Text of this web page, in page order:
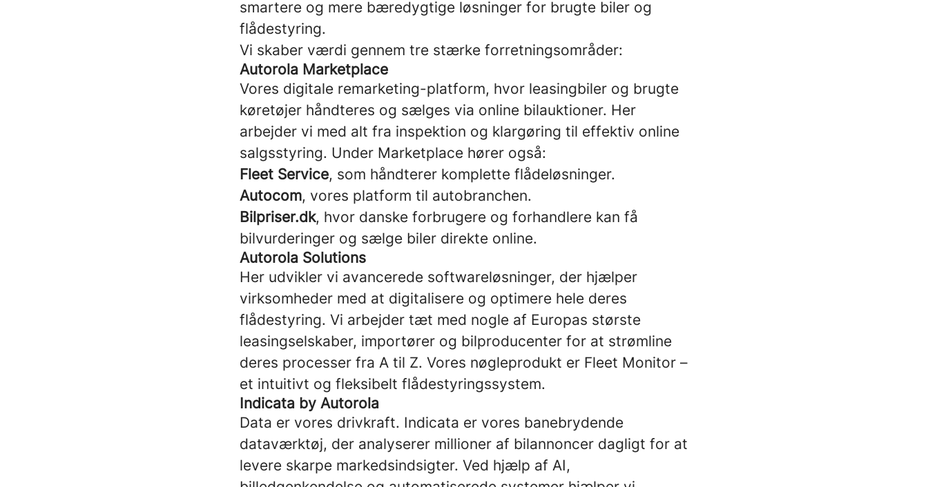
smartere og mere bæredygtige løsninger for brugte biler og
flådestyring.
Vi skaber værdi gennem tre stærke forretningsområder:
Autorola Marketplace
Vores digitale remarketing-platform, hvor leasingbiler og brugte
køretøjer håndteres og sælges via online bilauktioner. Her
arbejder vi med alt fra inspektion og klargøring til effektiv online
salgsstyring. Under Marketplace hører også:
Fleet Service, som håndterer komplette flådeløsninger.
Autocom, vores platform til autobranchen.
Bilpriser.dk, hvor danske forbrugere og forhandlere kan få
bilvurderinger og sælge biler direkte online.
Autorola Solutions
Her udvikler vi avancerede softwareløsninger, der hjælper
virksomheder med at digitalisere og optimere hele deres
flådestyring. Vi arbejder tæt med nogle af Europas største
leasingselskaber, importører og bilproducenter for at strømline
deres processer fra A til Z. Vores nøgleprodukt er Fleet Monitor –
et intuitivt og fleksibelt flådestyringssystem.
Indicata by Autorola
Data er vores drivkraft. Indicata er vores banebrydende
dataværktøj, der analyserer millioner af bilannoncer dagligt for at
levere skarpe markedsindsigter. Ved hjælp af AI,